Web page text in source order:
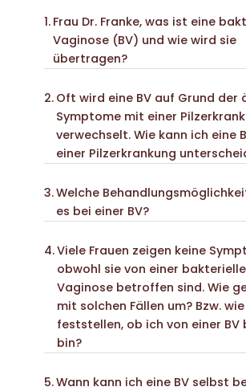
Frau Dr. Franke, was ist eine
Vaginose (BV) und wie wird sie
übertragen?
Oft wird eine BV auf Grund der
Symptome mit einer
verwechselt. Wie kann ich eine
einer Pilzerkrankung
Welche
es bei einer BV?
Viele Frauen zeigen keine
obwohl sie von einer
Vaginose betroffen sind. Wie
mit solchen Fällen um? Bzw.
feststellen, ob ich von einer
bin?
Wann kann ich eine BV selbst